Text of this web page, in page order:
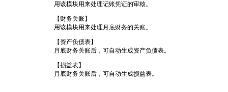
用该模块用来处理记账凭证的审核。
【财务关账】
用该模块用来处理月底财务的关账。
【资产负债表】
月底财务关账后，可自动生成资产负债表。
【损益表】
月底财务关账后，可自动生成损益表。